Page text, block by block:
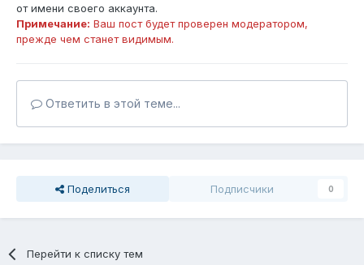
от имени своего аккаунта.
Примечание: Ваш пост будет проверен модератором,
прежде чем станет видимым.
Ответить в этой теме...
Поделиться Подписчики 0
Перейти к списку тем